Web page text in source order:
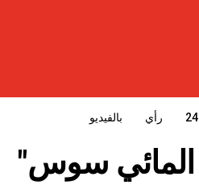
رأي بالفيديو